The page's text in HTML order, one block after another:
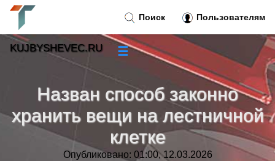
Назван способ законно
хранить вещи на лестничной
клетке
Опубликовано: 01:00, 12.03.2026
Поиск Пользователям
KUJBYSHEVEC.RU ☰
Новости»
Тренды новостей »
Рубрики»